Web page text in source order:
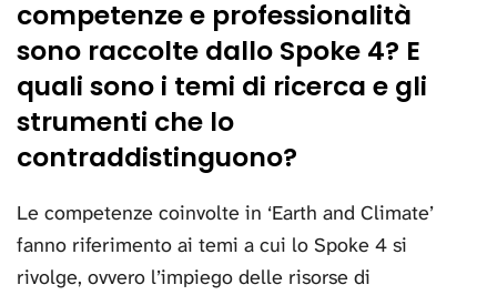
competenze e professionalità
sono raccolte dallo Spoke 4? E
quali sono i temi di ricerca e gli
strumenti che lo
contraddistinguono?
Le competenze coinvolte in ‘Earth and Climate’
fanno riferimento ai temi a cui lo Spoke 4 si
rivolge, ovvero l’impiego delle risorse di